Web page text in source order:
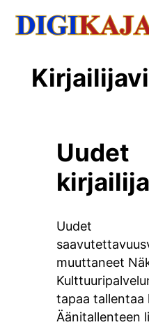
Uudet
Uudet
muuttaneet
tapaa tallentaa
Äänitallenteen